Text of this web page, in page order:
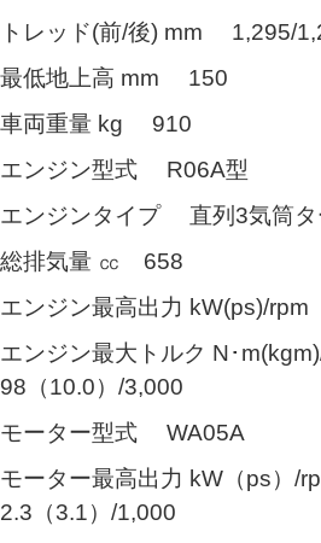
トレッド(前/後) mm 1,295/
最低地上高 mm 150
車両重量 kg 910
エンジン型式 R06A型
エンジンタイプ 直列3気筒タ
総排気量 ㏄ 658
エンジン最高出力 kW(ps)/
エンジン最大トルク N･
98（10.0）/3,000
モーター型式 WA05A
モーター最高出力 kW（ps）/
2.3（3.1）/1,000